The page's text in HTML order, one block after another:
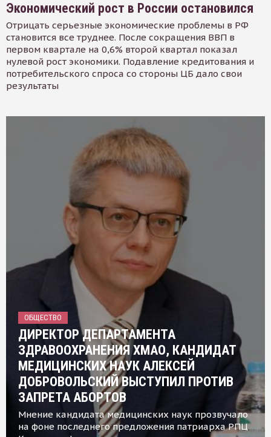
Экономический рост в России остановился
Отрицать серьезные экономические проблемы в РФ
становится все труднее. После сокращения ВВП в
первом квартале на 0,6% второй квартал показал
нулевой рост экономики. Подавление кредитования и
потребительского спроса со стороны ЦБ дало свои
результаты
ОБЩЕСТВО
ДИРЕКТОР ДЕПАРТАМЕНТА
ЗДРАВООХРАНЕНИЯ ХМАО, КАНДИДАТ
МЕДИЦИНСКИХ НАУК АЛЕКСЕЙ
ДОБРОВОЛЬСКИЙ ВЫСТУПИЛ ПРОТИВ
ЗАПРЕТА АБОРТОВ
Мнение кандидата медицинских наук прозвучало
на фоне последнего предложения патриарха РПЦ